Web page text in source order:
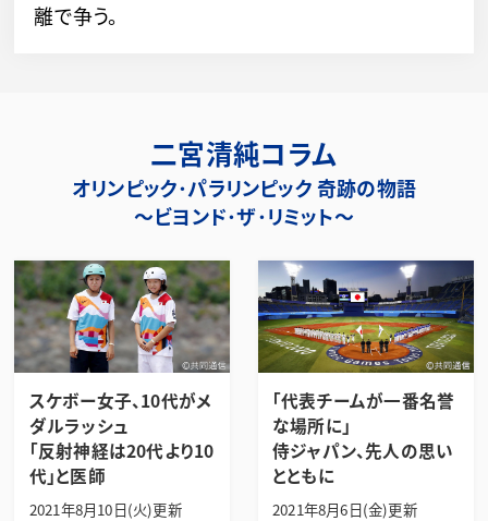
離で争う。
二宮清純コラム
オリンピック･パラリンピック 奇跡の物語
～ビヨンド･ザ･リミット～
スケボー女子、10代がメ
ダルラッシュ
「反射神経は20代より10
代」と医師
2021年8月10日(火)更新
「代表チームが一番名誉
な場所に」
侍ジャパン、先人の思い
とともに
2021年8月6日(金)更新